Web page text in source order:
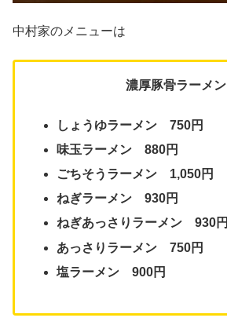
中村家のメニューは
濃厚豚骨ラーメン
しょうゆラーメン 750円
味玉ラーメン 880円
ごちそうラーメン 1,050円
ねぎラーメン 930円
ねぎあっさりラーメン 930円
あっさりラーメン 750円
塩ラーメン 900円